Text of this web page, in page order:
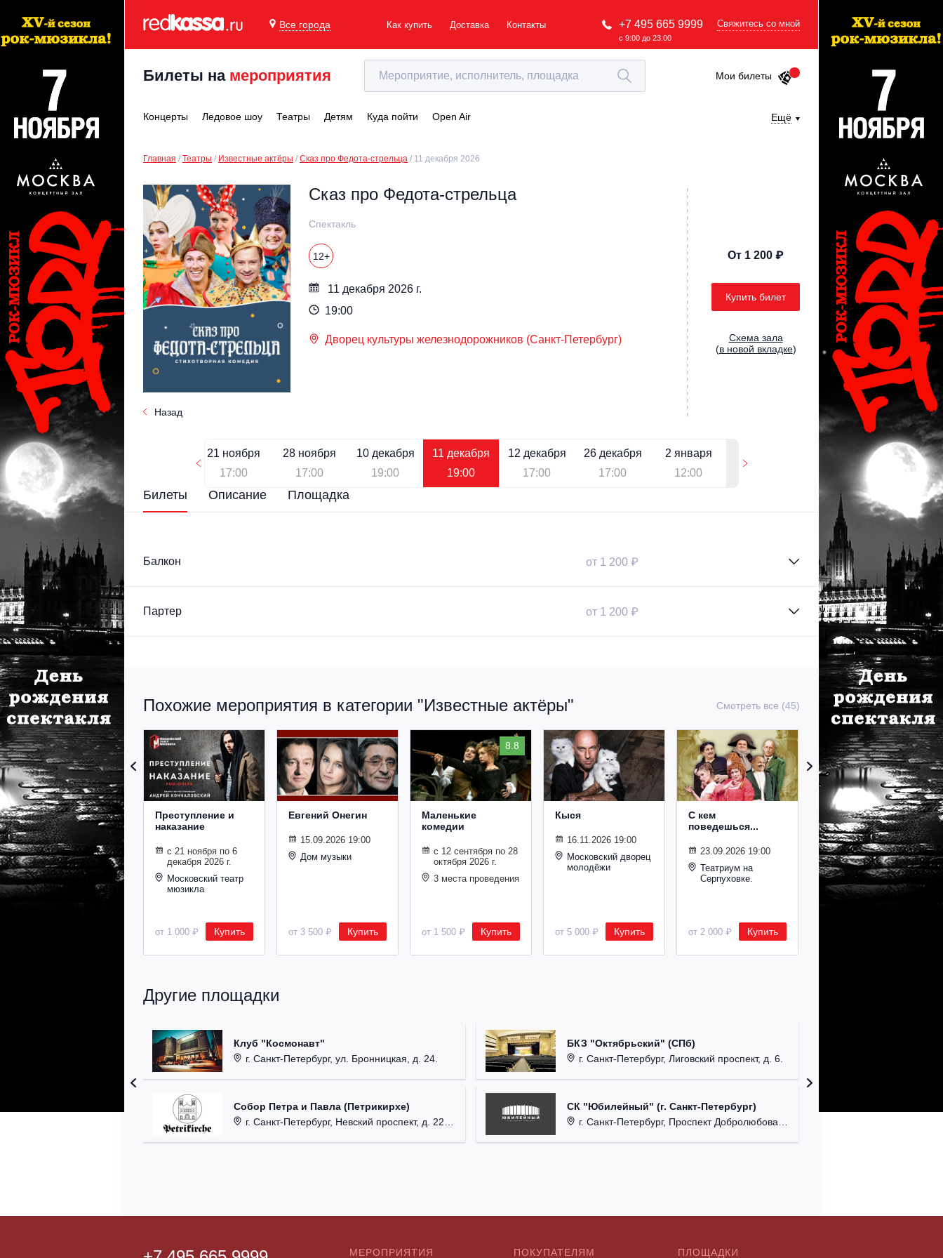
Все города Как купить Доставка Контакты +7 495 665 9999
с 9:00 до 23:00
Свяжитесь со мной
Билеты на мероприятия Мои билеты
Концерты Ледовое шоу Театры Детям Куда пойти Open Air Ещё
Главная Театры Известные актёры Сказ про Федота-стрельца 11 декабря 2026
Назад
Сказ про Федота-стрельца
Спектакль
12+
11 декабря 2026 г.
19:00
Дворец культуры железнодорожников (Санкт-Петербург)
От 1 200 ₽
Купить билет
Cхема зала
(в новой вкладке)
21 ноября
17:00
28 ноября
17:00
10 декабря
19:00
11 декабря
19:00
12 декабря
17:00
26 декабря
17:00
2 января
12:00
Билеты Описание Площадка
Балкон от 1 200 ₽
Партер от 1 200 ₽
Похожие мероприятия в категории "Известные актёры" Смотреть все (45)
Преступление и
наказание
с 21 ноября по 6
декабря 2026 г.
Московский театр
мюзикла
от 1 000 ₽ Купить
Евгений Онегин
15.09.2026 19:00
Дом музыки
от 3 500 ₽ Купить
8.8
Маленькие
комедии
с 12 сентября по 28
октября 2026 г.
3 места проведения
от 1 500 ₽ Купить
Кыся
16.11.2026 19:00
Московский дворец
молодёжи
от 5 000 ₽ Купить
С кем
поведешься...
23.09.2026 19:00
Театриум на
Серпуховке.
от 2 000 ₽ Купить
Папа
28.08.2026 19:00
Театр им. Евг.
Вахтангова
Другие площадки
Клуб "Космонавт"
г. Санкт-Петербург, ул. Бронницкая, д. 24.
Собор Петра и Павла (Петрикирхе)
г. Санкт-Петербург, Невский проспект, д. 22-24.
БКЗ "Октябрьский" (СПб)
г. Санкт-Петербург, Лиговский проспект, д. 6.
СК "Юбилейный" (г. Санкт-Петербург)
г. Санкт-Петербург, Проспект Добролюбова, д. 18.
МЕРОПРИЯТИЯ ПОКУПАТЕЛЯМ ПЛОЩАДКИ